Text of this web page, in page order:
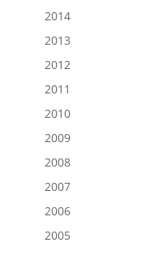
2014
2013
2012
2011
2010
2009
2008
2007
2006
2005